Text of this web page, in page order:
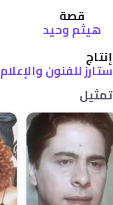
قصة
هيثم وحيد
إنتاج
ستارز للفنون والإعلام
تمثيل